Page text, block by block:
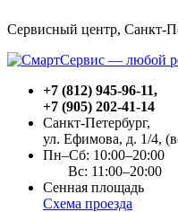
Сервисный центр, Cанкт-
+7 (812) 945-96-11,
+7 (905) 202-41-14
Санкт-Петербург,
ул. Ефимова, д. 1/4,
Пн–Сб: 10:00–20:00
Вс: 11:00–20:00
Сенная площадь
Схема проезда